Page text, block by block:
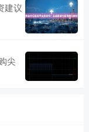
建议
尖